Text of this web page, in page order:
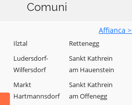
Comuni
Affianca
Ilztal
Ludersdorf-
Wilfersdorf
Markt
Hartmannsdorf
Rettenegg
Sankt Kathrein
am Hauenstein
Sankt Kathrein
am Offenegg